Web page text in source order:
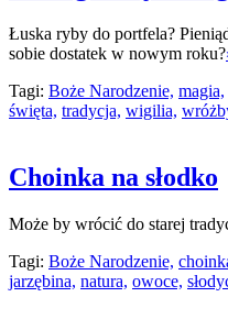
Łuska ryby do portfela?
sobie dostatek w nowym roku?
Tagi: Boże Narodzenie, magia,
święta, tradycja, wigilia,
Choinka na słodko
Może by wrócić do starej
Tagi: Boże Narodzenie,
jarzębina, natura, owoce,